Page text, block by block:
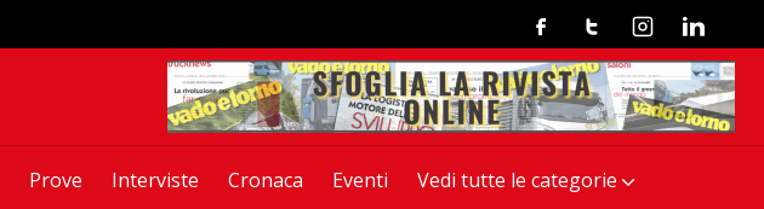
Prove Interviste Cronaca Eventi Vedi tutte le categorie
FacebookTwitterInstagramLinkedin